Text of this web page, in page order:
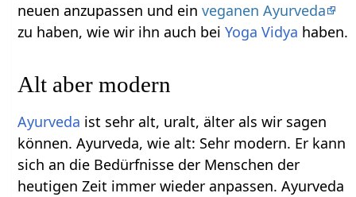
neuen anzupassen und einveganen Ayurveda
zu haben, wie wir ihn auch beiYoga Vidya haben.
Alt aber modern
Ayurveda ist sehr alt, uralt, älter als wir sagen
können. Ayurveda, wie alt: Sehr modern. Er kann
sich an die Bedürfnisse der Menschen der
heutigen Zeit immer wieder anpassen. Ayurveda